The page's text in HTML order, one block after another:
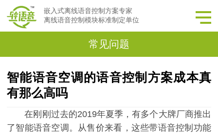
嵌入式离线语音控制方案专家
离线语音控制模块标准制定单位
常见问题
智能语音空调的语音控制方案成本真
有那么高吗
在刚刚过去的2019年夏季，有多个大牌厂商推出
了智能语音空调。从售价来看，这些带语音控制功能